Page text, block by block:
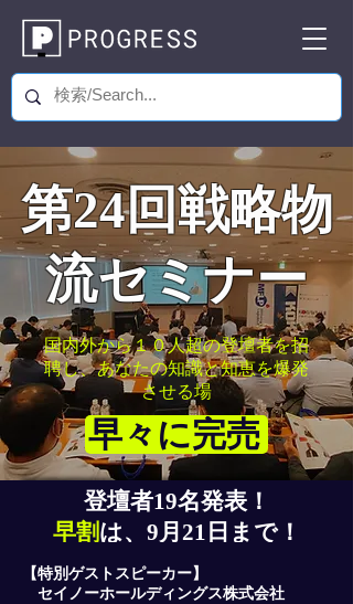
第24回戦略物
流セミナー
国内外から１０人超の登壇者を招
聘し、あなたの知識と知恵を爆発
させる場
早々に完売
「物流話」に無料登録を！
登壇者19名発表！
早割は、9月21日まで！
【特別ゲストスピーカー】
セイノーホールディングス株式会社